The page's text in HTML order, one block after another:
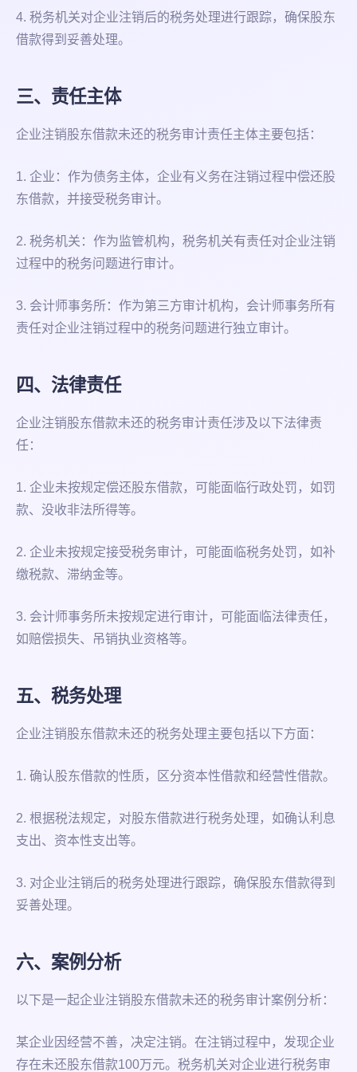
4. 税务机关对企业注销后的税务处理进行跟踪，确保股东
借款得到妥善处理。
三、责任主体
企业注销股东借款未还的税务审计责任主体主要包括：
1. 企业：作为债务主体，企业有义务在注销过程中偿还股
东借款，并接受税务审计。
2. 税务机关：作为监管机构，税务机关有责任对企业注销
过程中的税务问题进行审计。
3. 会计师事务所：作为第三方审计机构，会计师事务所有
责任对企业注销过程中的税务问题进行独立审计。
四、法律责任
企业注销股东借款未还的税务审计责任涉及以下法律责
任：
1. 企业未按规定偿还股东借款，可能面临行政处罚，如罚
款、没收非法所得等。
2. 企业未按规定接受税务审计，可能面临税务处罚，如补
缴税款、滞纳金等。
3. 会计师事务所未按规定进行审计，可能面临法律责任，
如赔偿损失、吊销执业资格等。
五、税务处理
企业注销股东借款未还的税务处理主要包括以下方面：
1. 确认股东借款的性质，区分资本性借款和经营性借款。
2. 根据税法规定，对股东借款进行税务处理，如确认利息
支出、资本性支出等。
3. 对企业注销后的税务处理进行跟踪，确保股东借款得到
妥善处理。
六、案例分析
以下是一起企业注销股东借款未还的税务审计案例分析：
某企业因经营不善，决定注销。在注销过程中，发现企业
存在未还股东借款100万元。税务机关对企业进行税务审